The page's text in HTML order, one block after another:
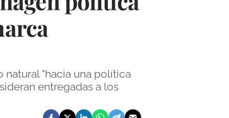
natural "hacia una política
entregadas a los